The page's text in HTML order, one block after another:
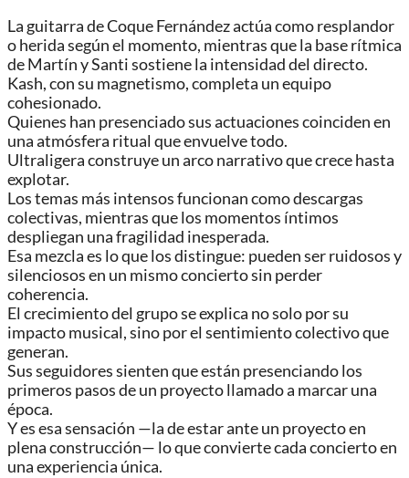
La guitarra de Coque Fernández actúa como resplandor
o herida según el momento, mientras que la base rítmica
de Martín y Santi sostiene la intensidad del directo.
Kash, con su magnetismo, completa un equipo
cohesionado.
Quienes han presenciado sus actuaciones coinciden en
una atmósfera ritual que envuelve todo.
Ultraligera construye un arco narrativo que crece hasta
explotar.
Los temas más intensos funcionan como descargas
colectivas, mientras que los momentos íntimos
despliegan una fragilidad inesperada.
Esa mezcla es lo que los distingue: pueden ser ruidosos y
silenciosos en un mismo concierto sin perder
coherencia.
El crecimiento del grupo se explica no solo por su
impacto musical, sino por el sentimiento colectivo que
generan.
Sus seguidores sienten que están presenciando los
primeros pasos de un proyecto llamado a marcar una
época.
Y es esa sensación —la de estar ante un proyecto en
plena construcción— lo que convierte cada concierto en
una experiencia única.